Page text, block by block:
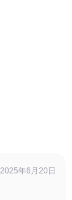
2025年6月20日